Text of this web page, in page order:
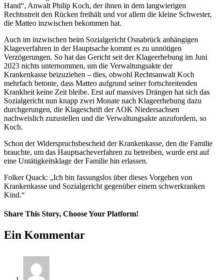
Hand“, Anwalt Philip Koch, der ihnen in dem langwierigen
Rechtsstreit den Rücken freihält und vor allem die kleine Schwester,
die Matteo inzwischen bekommen hat.
Auch im inzwischen beim Sozialgericht Osnabrück anhängigen
Klageverfahren in der Hauptsache kommt es zu unnötigen
Verzögerungen. So hat das Gericht seit der Klageerhebung im Juni
2023 nichts unternommen, um die Verwaltungsakte der
Krankenkasse beizuziehen – dies, obwohl Rechtsanwalt Koch
mehrfach betonte, dass Matteo aufgrund seiner fortschreitenden
Krankheit keine Zeit bleibe. Erst auf massives Drängen hat sich das
Sozialgericht nun knapp zwei Monate nach Klageerhebung dazu
durchgerungen, die Klageschrift der AOK Niedersachsen
nachweislich zuzustellen und die Verwaltungsakte anzufordern, so
Koch.
Schon der Widerspruchsbescheid der Krankenkasse, den die Familie
brauchte, um das Hauptsacheverfahren zu betreiben, wurde erst auf
eine Untätigkeitsklage der Familie hin erlassen.
Folker Quack: „Ich bin fassungslos über dieses Vorgehen von
Krankenkasse und Sozialgericht gegenüber einem schwerkranken
Kind.“
Share This Story, Choose Your Platform!
Facebook
Twitter
Pinterest
Vk
E-
Mail
Ein Kommentar